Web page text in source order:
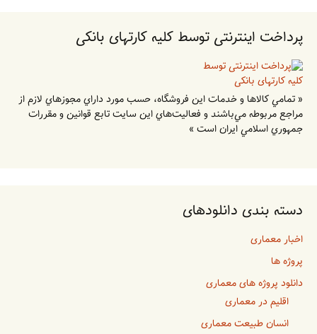
پرداخت اینترنتی توسط کلیه کارتهای بانکی
« تمامي كالاها و خدمات اين فروشگاه، حسب مورد داراي مجوزهاي لازم از
مراجع مربوطه مي‌باشند و فعاليت‌هاي اين سايت تابع قوانين و مقررات
جمهوري اسلامي ايران است »
دسته بندی دانلودهای
اخبار معماری
پروژه ها
دانلود پروژه های معماری
اقلیم در معماری
انسان طبیعت معماری